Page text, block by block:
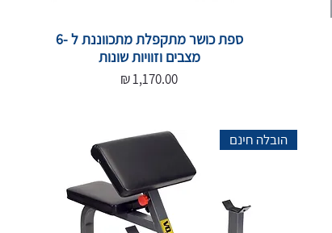
ספת כושר מתקפלת מתכווננת ל -6
מצבים וזוויות שונות
מחיר
הובלה חינם